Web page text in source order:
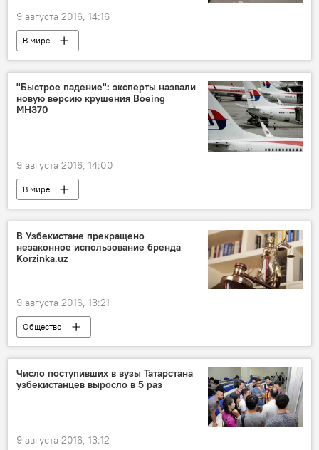
9 августа 2016, 14:16
В мире
"Быстрое падение": эксперты назвали
новую версию крушения Boeing
МН370
9 августа 2016, 14:00
В мире
В Узбекистане прекращено
незаконное использование бренда
Korzinka.uz
9 августа 2016, 13:21
Общество
Число поступивших в вузы Татарстана
узбекистанцев выросло в 5 раз
9 августа 2016, 13:12